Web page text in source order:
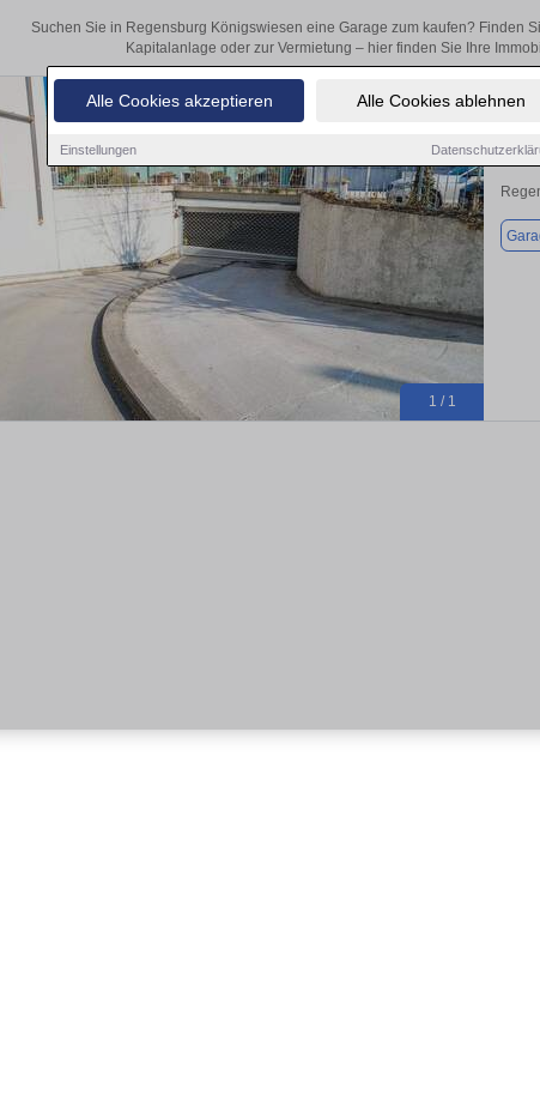
Alle Cookies akzeptieren Alle Cookies ablehnen
Einstellungen
Suchen Sie in Regensburg Königswiesen eine Garage zum kaufen? Finden
Kapitalanlage oder zur Vermietung – hier finden Sie Ihre
1 / 1